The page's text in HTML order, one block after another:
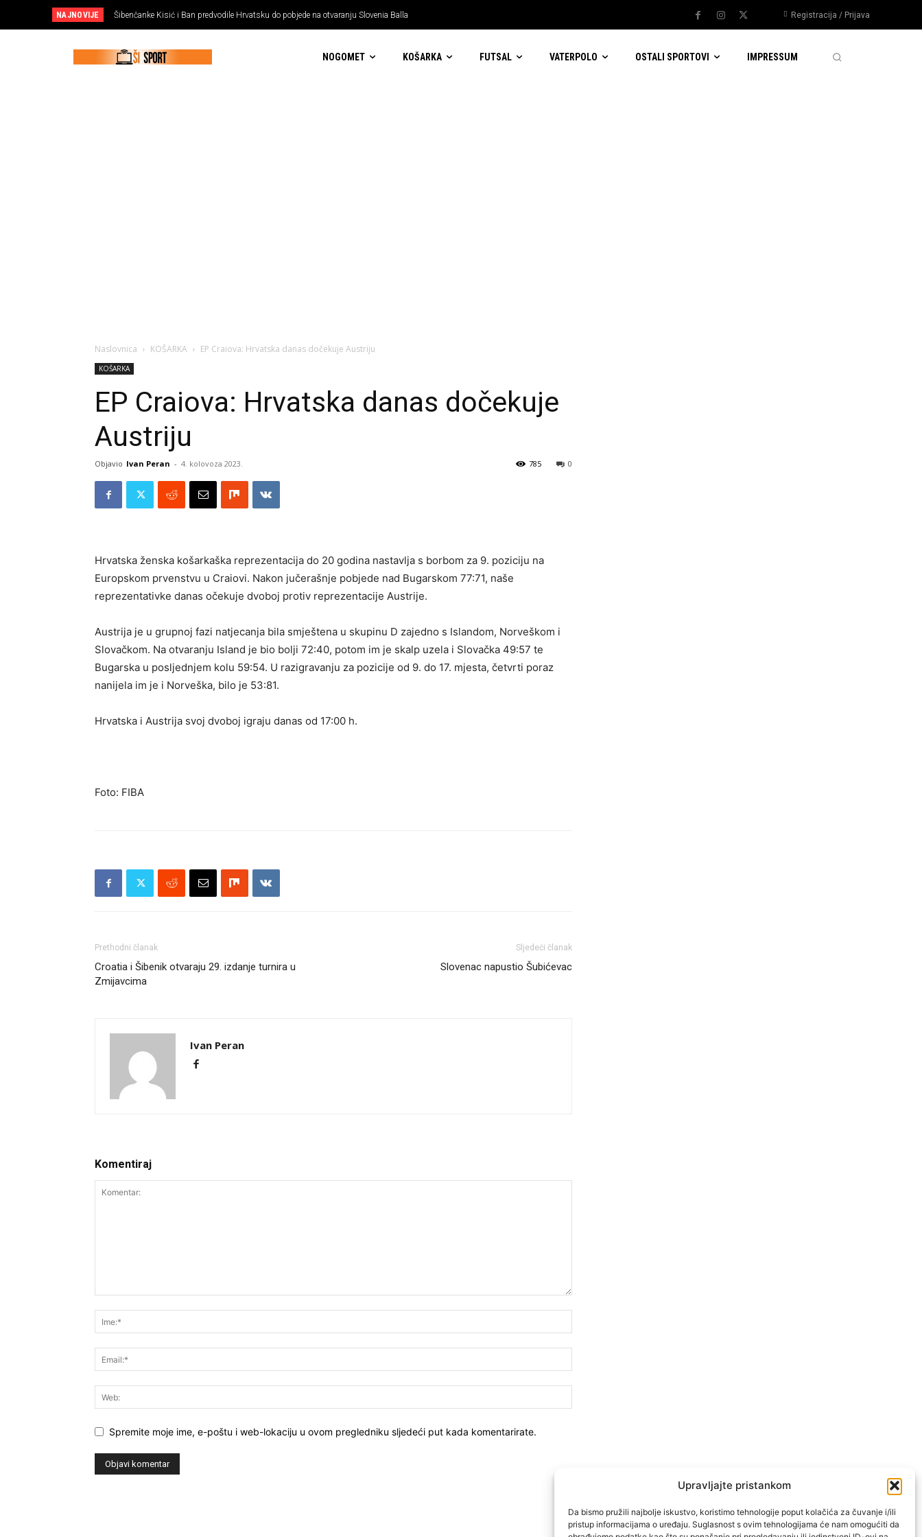
Upravljajte pristankom
Da bismo pružili najbolje iskustvo, koristimo tehnologije poput kolačića za čuvanje i/ili
pristup informacijama o uređaju. Suglasnost s ovim tehnologijama će nam omogućiti da
NAJNOVIJE Šibenčanke Kisić i Ban predvodile Hrvatsku do pobjede na otvaranju Slovenia Balla Registracija / Prijava
NOGOMET KOŠARKA FUTSAL VATERPOLO OSTALI SPORTOVI IMPRESSUM
Naslovnica KOŠARKA EP Craiova: Hrvatska danas dočekuje Austriju
KOŠARKA
EP Craiova: Hrvatska danas dočekuje
Austriju
Objavio Ivan Peran - 4. kolovoza 2023. 0
785
Hrvatska ženska košarkaška reprezentacija do 20 godina nastavlja s borbom za 9. poziciju na
Europskom prvenstvu u Craiovi. Nakon jučerašnje pobjede nad Bugarskom 77:71, naše
reprezentativke danas očekuje dvoboj protiv reprezentacije Austrije.
Austrija je u grupnoj fazi natjecanja bila smještena u skupinu D zajedno s Islandom, Norveškom i
Slovačkom. Na otvaranju Island je bio bolji 72:40, potom im je skalp uzela i Slovačka 49:57 te
Bugarska u posljednjem kolu 59:54. U razigravanju za pozicije od 9. do 17. mjesta, četvrti poraz
nanijela im je i Norveška, bilo je 53:81.
Hrvatska i Austrija svoj dvoboj igraju danas od 17:00 h.
Foto: FIBA
Prethodni članak
Croatia i Šibenik otvaraju 29. izdanje turnira u
Zmijavcima
Sljedeći članak
Slovenac napustio Šubićevac
Ivan Peran
Komentiraj
Spremite moje ime, e-poštu i web-lokaciju u ovom pregledniku sljedeći put kada komentarirate.